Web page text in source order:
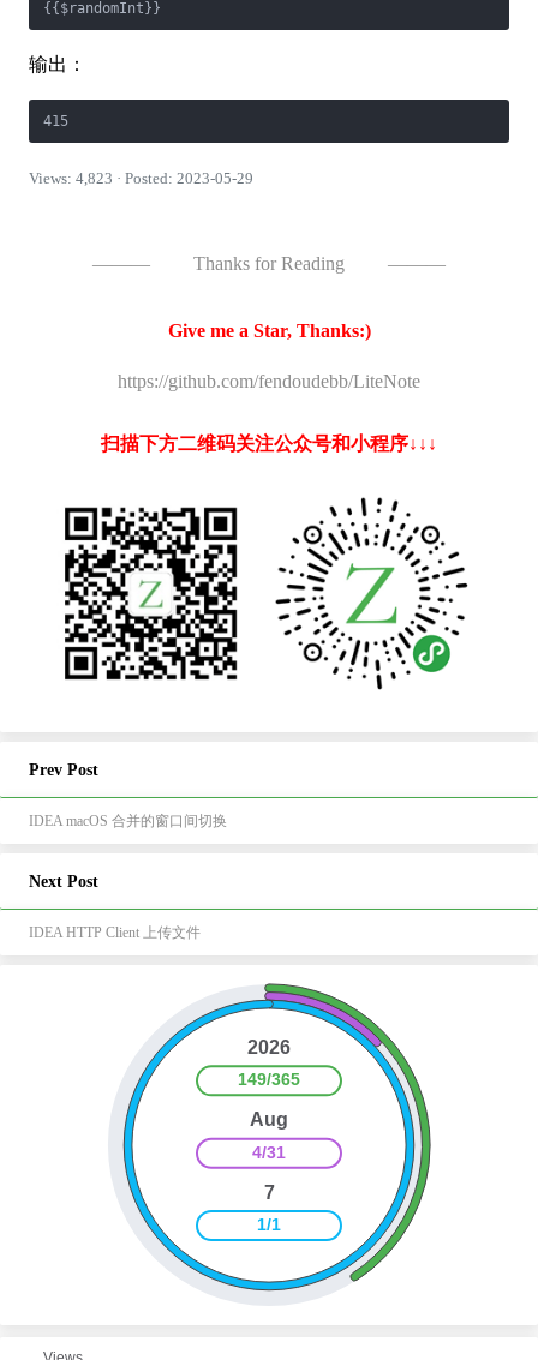
{{$randomInt}}
输出：
415
Views: 4,823 · Posted: 2023-05-29
——— Thanks for Reading ———
Give me a Star, Thanks:)
https://github.com/fendoudebb/LiteNote
扫描下方二维码关注公众号和小程序↓↓↓
Prev Post
IDEA macOS 合并的窗口间切换
Next Post
IDEA HTTP Client 上传文件